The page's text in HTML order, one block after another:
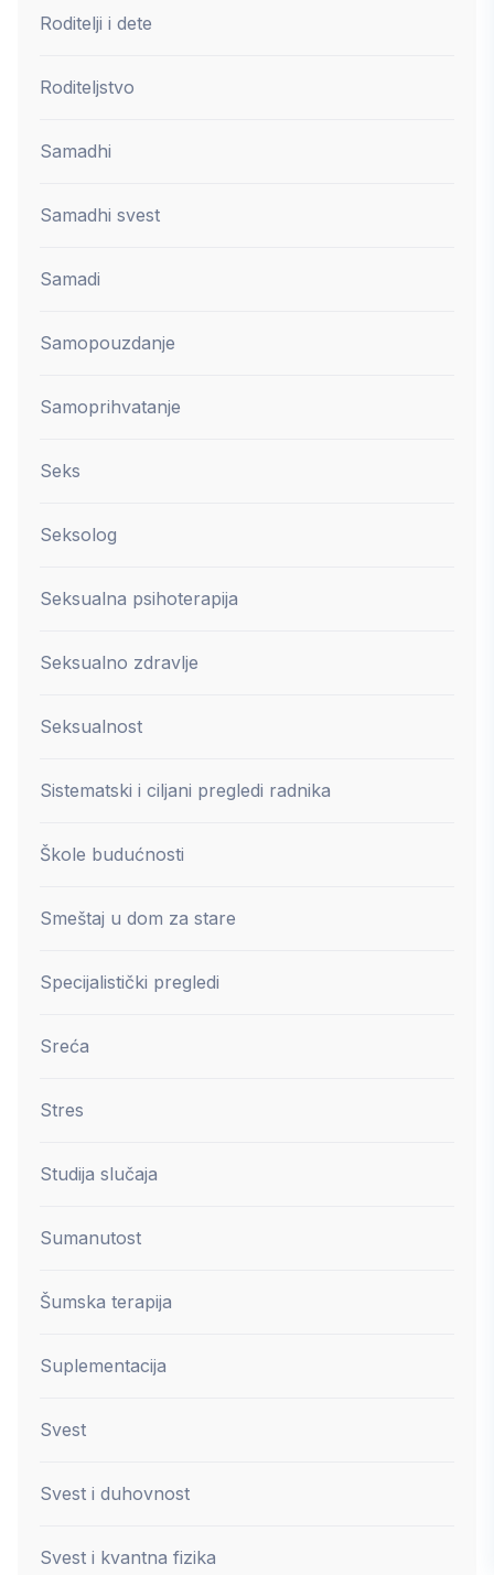
Roditelji i dete
Roditeljstvo
Samadhi
Samadhi svest
Samadi
Samopouzdanje
Samoprihvatanje
Seks
Seksolog
Seksualna psihoterapija
Seksualno zdravlje
Seksualnost
Sistematski i ciljani pregledi radnika
Škole budućnosti
Smeštaj u dom za stare
Specijalistički pregledi
Sreća
Stres
Studija slučaja
Sumanutost
Šumska terapija
Suplementacija
Svest
Svest i duhovnost
Svest i kvantna fizika